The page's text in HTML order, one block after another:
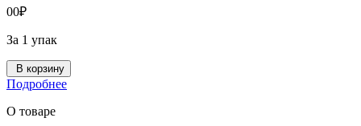
00₽
За 1 упак
В корзину
Подробнее
О товаре